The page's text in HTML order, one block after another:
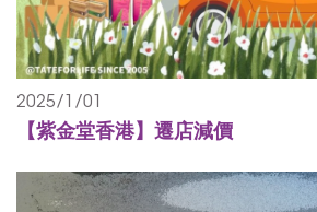
2025/1/01
【紫金堂香港】遷店減價